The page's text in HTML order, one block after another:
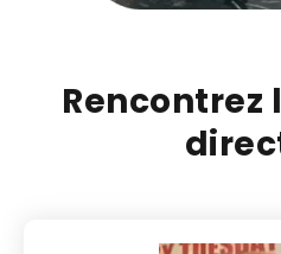
Rencontrez